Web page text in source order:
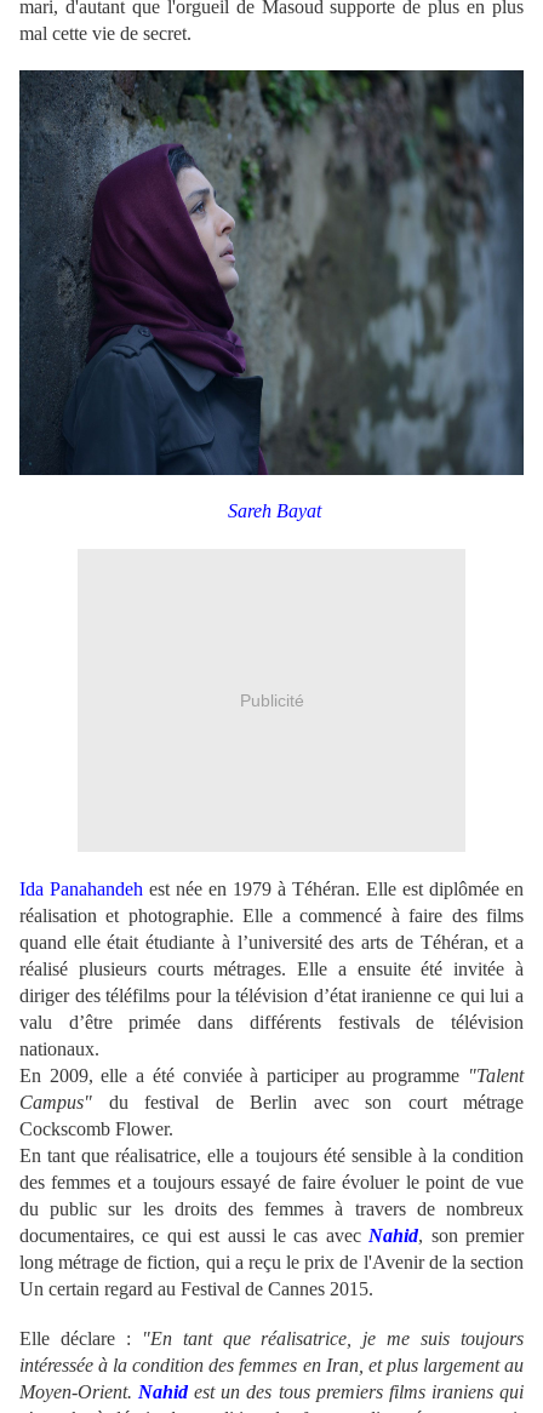
mari, d'autant que l'orgueil de Masoud supporte de plus en plus
mal cette vie de secret.
Sareh Bayat
Publicité
Ida Panahandeh est née en 1979 à Téhéran. Elle est diplômée en
réalisation et photographie. Elle a commencé à faire des films
quand elle était étudiante à l’université des arts de Téhéran, et a
réalisé plusieurs courts métrages. Elle a ensuite été invitée à
diriger des téléfilms pour la télévision d’état iranienne ce qui lui a
valu d’être primée dans différents festivals de télévision
nationaux.
En 2009, elle a été conviée à participer au programme "Talent
Campus" du festival de Berlin avec son court métrage
Cockscomb Flower.
En tant que réalisatrice, elle a toujours été sensible à la condition
des femmes et a toujours essayé de faire évoluer le point de vue
du public sur les droits des femmes à travers de nombreux
documentaires, ce qui est aussi le cas avec Nahid, son premier
long métrage de fiction, qui a reçu le prix de l'Avenir de la section
Un certain regard au Festival de Cannes 2015.
Elle déclare :
"En tant que réalisatrice, je me suis toujours
intéressée à la condition des femmes en Iran, et plus largement au
Moyen-Orient. Nahidest un des tous premiers films iraniens qui